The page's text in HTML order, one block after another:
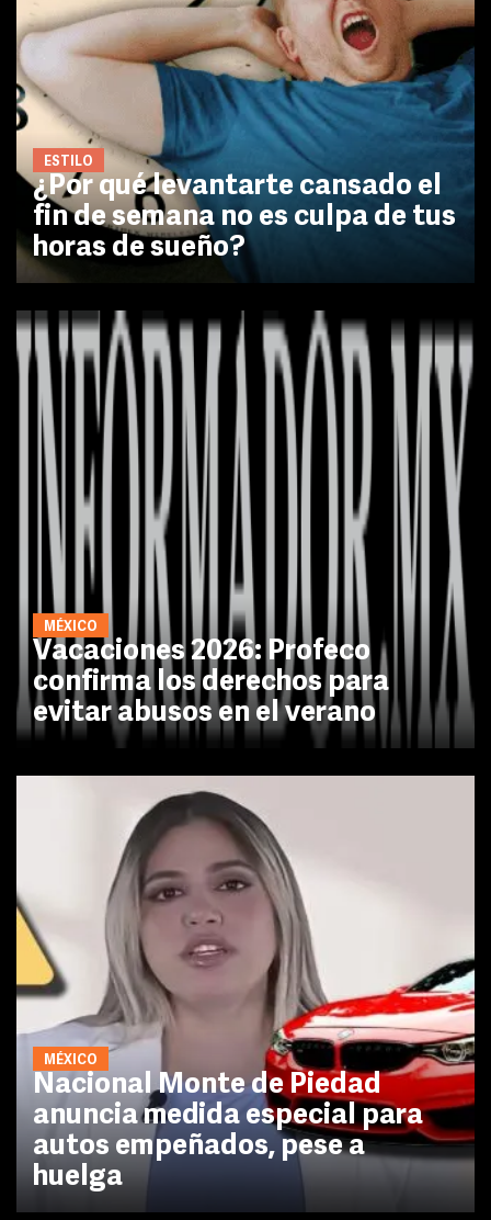
ESTILO
¿Por qué levantarte cansado el
fin de semana no es culpa de tus
horas de sueño?
MÉXICO
Vacaciones 2026: Profeco
confirma los derechos para
evitar abusos en el verano
MÉXICO
Nacional Monte de Piedad
anuncia medida especial para
autos empeñados, pese a
huelga